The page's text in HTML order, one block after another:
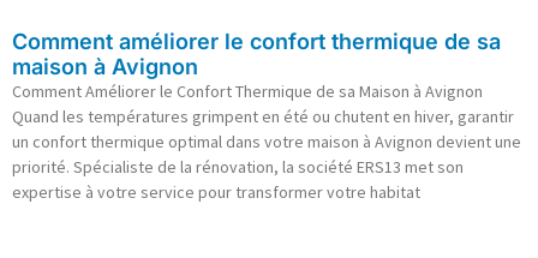
Comment améliorer le confort thermique de sa
maison à Avignon
Comment Améliorer le Confort Thermique de sa Maison à Avignon
Quand les températures grimpent en été ou chutent en hiver, garantir
un confort thermique optimal dans votre maison à Avignon devient une
priorité. Spécialiste de la rénovation, la société ERS13 met son
expertise à votre service pour transformer votre habitat